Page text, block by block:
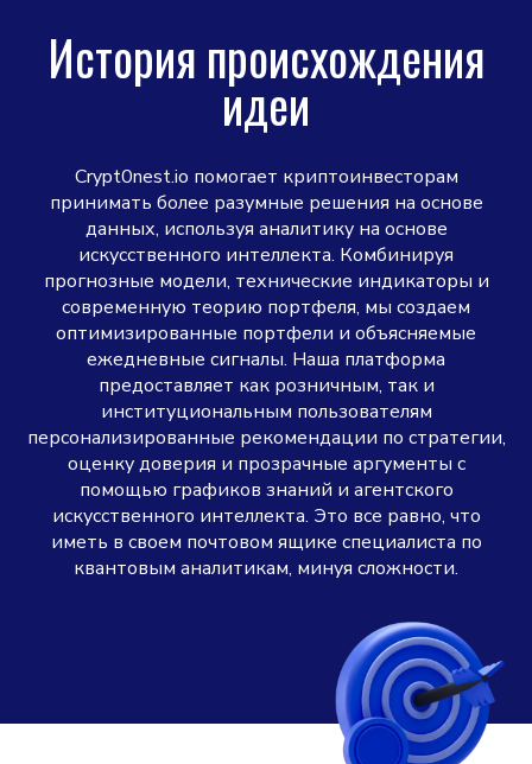
История происхождения
идеи
Crypt0nest.io помогает криптоинвесторам
принимать более разумные решения на основе
данных, используя аналитику на основе
искусственного интеллекта. Комбинируя
прогнозные модели, технические индикаторы и
современную теорию портфеля, мы создаем
оптимизированные портфели и объясняемые
ежедневные сигналы. Наша платформа
предоставляет как розничным, так и
институциональным пользователям
персонализированные рекомендации по стратегии,
оценку доверия и прозрачные аргументы с
помощью графиков знаний и агентского
искусственного интеллекта. Это все равно, что
иметь в своем почтовом ящике специалиста по
квантовым аналитикам, минуя сложности.